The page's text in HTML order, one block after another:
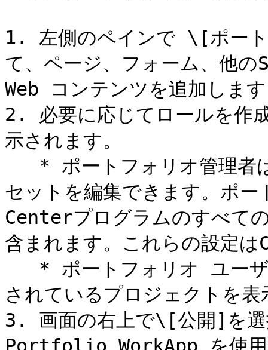
1. 左側のペインで \[ポー
て、ページ、フォーム、他
Web コンテンツを追加しま
2. 必要に応じてロールを作
示されます。
セットを編集できます。ポ
Centerプログラムのすべて
含まれます。これらの設定
されているプロジェクトを表
3. 画面の右上で\[公開]を選